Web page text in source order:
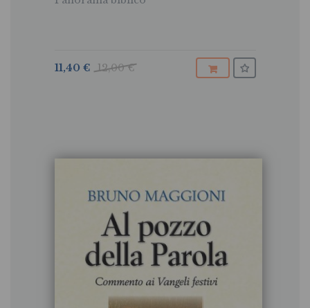
12,00 €
11,40 €